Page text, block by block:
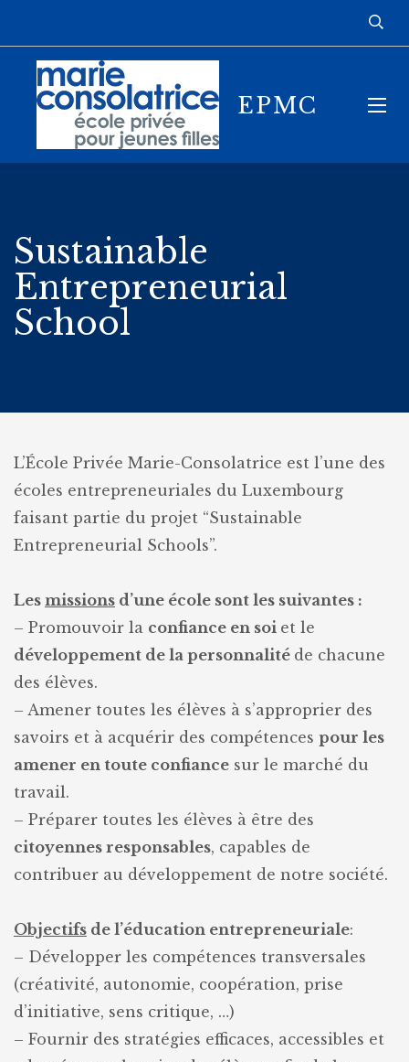
EPMC
Sustainable
Entrepreneurial
School
L’École Privée Marie-Consolatrice est l’une des
écoles entrepreneuriales du Luxembourg
faisant partie du projet “Sustainable
Entrepreneurial Schools”.
Les missions d’une école sont les suivantes :
– Promouvoir la confiance en soi et le
développement de la personnalité de chacune
des élèves.
– Amener toutes les élèves à s’approprier des
savoirs et à acquérir des compétences pour les
amener en toute confiance sur le marché du
travail.
– Préparer toutes les élèves à être des
citoyennes responsables, capables de
contribuer au développement de notre société.
Objectifs de l’éducation entrepreneuriale:
– Développer les compétences transversales
(créativité, autonomie, coopération, prise
d’initiative, sens critique, …)
– Fournir des stratégies efficaces, accessibles et